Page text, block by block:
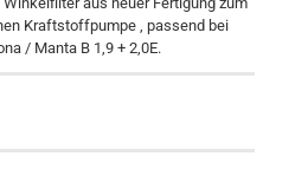
Kraftstoffpumpe , passend bei
/ Manta B 1,9 + 2,0E.